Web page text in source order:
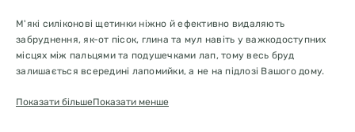
М'які силіконові щетинки ніжно й ефективно видаляють
забруднення, як-от пісок, глина та мул навіть у важкодоступних
місцях між пальцями та подушечками лап, тому весь бруд
залишається всередині лапомийки, а не на підлозі Вашого дому.
Зовнішня поверхня лапомийки має рельєфні виступи, завдяки
Показати більшеПоказати менше